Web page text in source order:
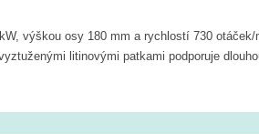
výškou osy 180 mm a rychlostí 730
litinovými patkami podporuje